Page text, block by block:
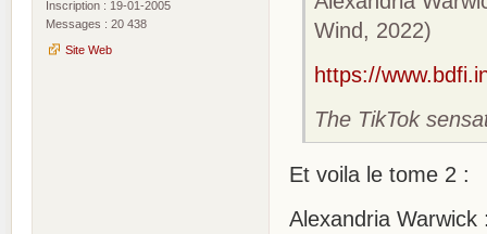
Inscription : 19-01-2005
Messages : 20 438
Site Web
Wind, 2022)
https://
The TikTok
Et voila le tome 2 :
Alexandria